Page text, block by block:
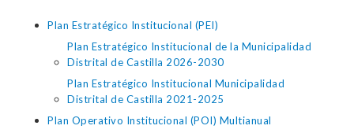
Plan Estratégico Institucional (PEI)
Plan Estratégico Institucional de la Municipalidad
Distrital de Castilla 2026-2030
Plan Estratégico Institucional Municipalidad
Distrital de Castilla 2021-2025
Plan Operativo Institucional (POI) Multianual